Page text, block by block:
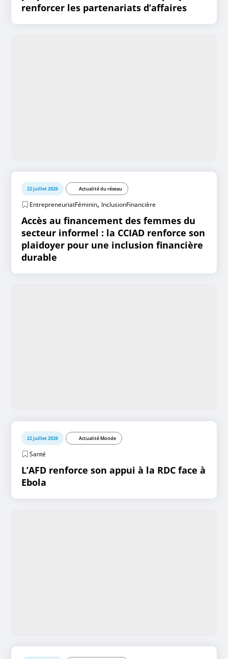
renforcer les partenariats d’affaires
22 juillet 2026 Actualité du réseau
EntrepreneuriatFéminin, InclusionFinancière
Accès au financement des femmes du
secteur informel : la CCIAD renforce son
plaidoyer pour une inclusion financière
durable
22 juillet 2026 Actualité Monde
Santé
L’AFD renforce son appui à la RDC face à
Ebola